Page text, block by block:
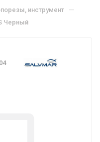
инструмент —
Черный